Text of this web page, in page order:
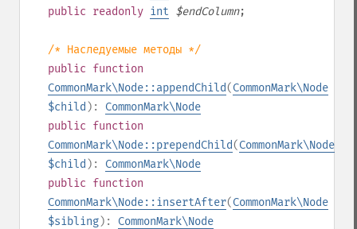
public readonly int $endColumn;
/* Наследуемые методы */
public function
CommonMark\Node::appendChild(CommonMark\Node
$child ): CommonMark\Node
public function
CommonMark\Node::prependChild(CommonMark\Node
$child ): CommonMark\Node
public function
CommonMark\Node::insertAfter(CommonMark\Node
$sibling): CommonMark\Node